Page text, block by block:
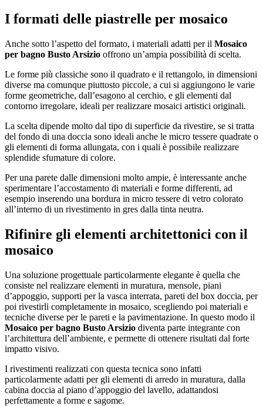
I formati delle piastrelle per mosaico
Anche sotto l’aspetto del formato, i materiali adatti per il Mosaico
per bagno Busto Arsizio offrono un’ampia possibilità di scelta.
Le forme più classiche sono il quadrato e il rettangolo, in dimensioni
diverse ma comunque piuttosto piccole, a cui si aggiungono le varie
forme geometriche, dall’esagono al cerchio, e gli elementi dal
contorno irregolare, ideali per realizzare mosaici artistici originali.
La scelta dipende molto dal tipo di superficie da rivestire, se si tratta
del fondo di una doccia sono ideali anche le micro tessere quadrate o
gli elementi di forma allungata, con i quali è possibile realizzare
splendide sfumature di colore.
Per una parete dalle dimensioni molto ampie, è interessante anche
sperimentare l’accostamento di materiali e forme differenti, ad
esempio inserendo una bordura in micro tessere di vetro colorato
all’interno di un rivestimento in gres dalla tinta neutra.
Rifinire gli elementi architettonici con il
mosaico
Una soluzione progettuale particolarmente elegante è quella che
consiste nel realizzare elementi in muratura, mensole, piani
d’appoggio, supporti per la vasca interrata, pareti del box doccia, per
poi rivestirli completamente in mosaico, scegliendo poi materiali e
tecniche diverse per le pareti e la pavimentazione. In questo modo il
Mosaico per bagno Busto Arsizio diventa parte integrante con
l’architettura dell’ambiente, e permette di ottenere risultati dal forte
impatto visivo.
I rivestimenti realizzati con questa tecnica sono infatti
particolarmente adatti per gli elementi di arredo in muratura, dalla
cabina doccia al piano d’appoggio del lavello, adattandosi
perfettamente a forme e sagome.